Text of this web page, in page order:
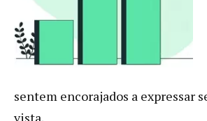
sentem encorajados a expressar
vista.